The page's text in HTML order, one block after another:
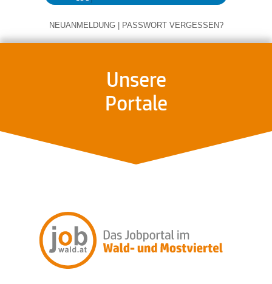
NEUANMELDUNG | PASSWORT VERGESSEN?
Unsere
Portale